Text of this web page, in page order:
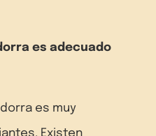
es adecuado
es muy
Existen